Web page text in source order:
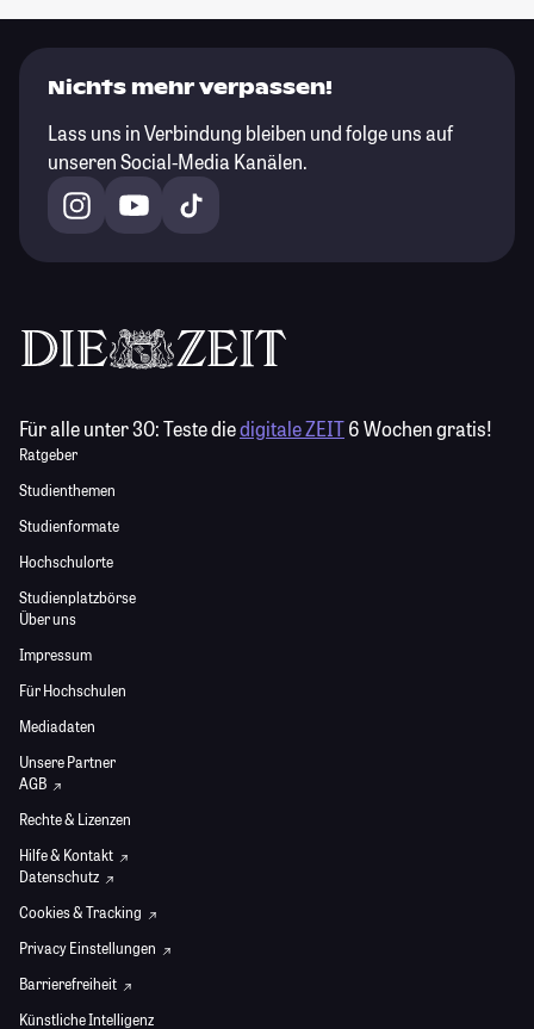
Nichts mehr verpassen!
Lass uns in Verbindung bleiben und folge uns auf
unseren Social-Media Kanälen.
Für alle unter 30:Teste diedigitale ZEIT6 Wochen gratis!
Ratgeber
Studienthemen
Studienformate
Hochschulorte
Studienplatzbörse
Über uns
Impressum
Für Hochschulen
Mediadaten
Unsere Partner
AGB
Rechte & Lizenzen
Hilfe & Kontakt
Datenschutz
Cookies & Tracking
Privacy Einstellungen
Barrierefreiheit
Künstliche Intelligenz